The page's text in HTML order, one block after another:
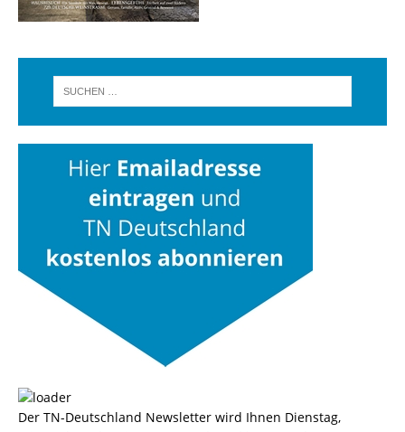
Der TN-Deutschland Newsletter wird Ihnen Dienstag,